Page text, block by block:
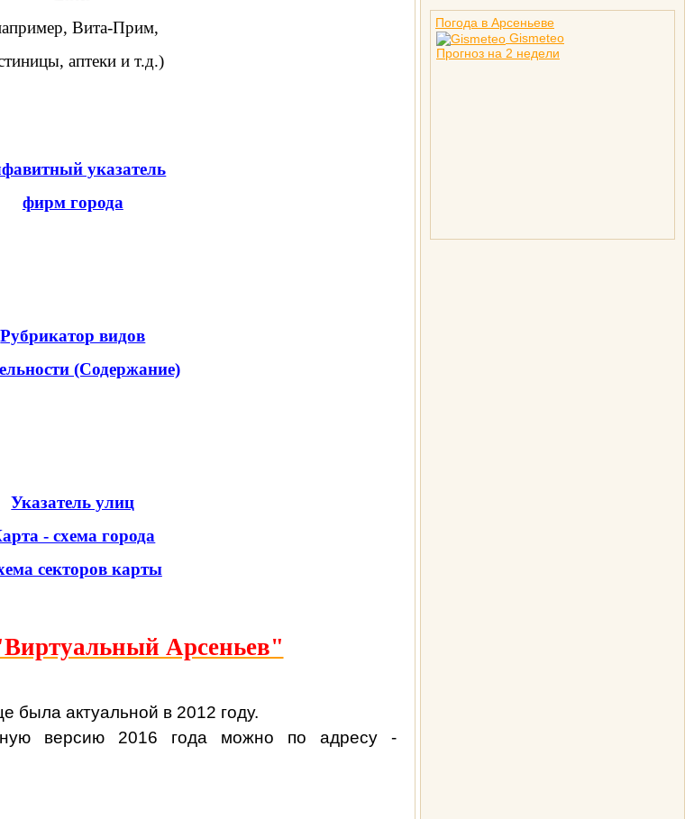
Вита-Прим,
аптеки и т.д.)
указатель
фирм города
Рубрикатор видов
(Содержание)
Указатель улиц
- схема города
секторов карты
Арсеньев"
была актуальной в 2012 году.
версию 2016 года можно по адресу -
Погода в Арсеньеве
Gismeteo
Прогноз на 2 недели